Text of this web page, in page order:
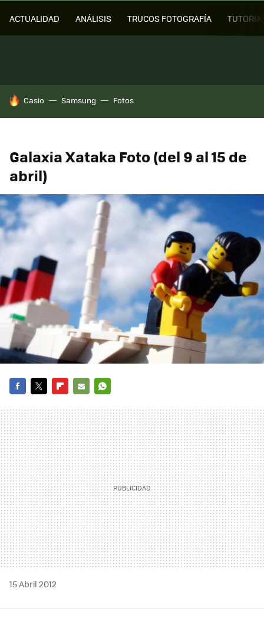
ACTUALIDAD ANÁLISIS TRUCOS FOTOGRAFÍA
HOY SE HABLA DE
Casio Samsung Fotos
Galaxia Xataka Foto (del 9 al 15 de
abril)
MAIL
15 Abril 2012